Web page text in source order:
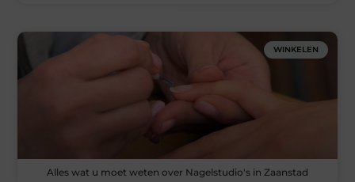
WINKELEN
Alles wat u moet weten over Nagelstudio's in Zaanstad